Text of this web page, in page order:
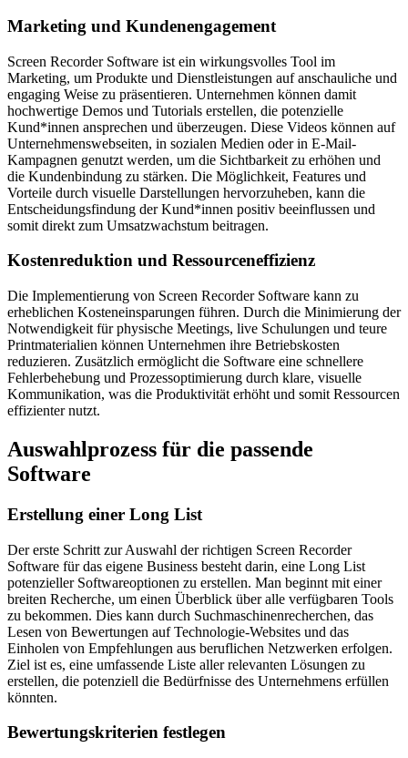
Marketing und Kundenengagement
Screen Recorder Software ist ein wirkungsvolles Tool im
Marketing, um Produkte und Dienstleistungen auf anschauliche und
engaging Weise zu präsentieren. Unternehmen können damit
hochwertige Demos und Tutorials erstellen, die potenzielle
Kund*innen ansprechen und überzeugen. Diese Videos können auf
Unternehmenswebseiten, in sozialen Medien oder in E-Mail-
Kampagnen genutzt werden, um die Sichtbarkeit zu erhöhen und
die Kundenbindung zu stärken. Die Möglichkeit, Features und
Vorteile durch visuelle Darstellungen hervorzuheben, kann die
Entscheidungsfindung der Kund*innen positiv beeinflussen und
somit direkt zum Umsatzwachstum beitragen.
Kostenreduktion und Ressourceneffizienz
Die Implementierung von Screen Recorder Software kann zu
erheblichen Kosteneinsparungen führen. Durch die Minimierung der
Notwendigkeit für physische Meetings, live Schulungen und teure
Printmaterialien können Unternehmen ihre Betriebskosten
reduzieren. Zusätzlich ermöglicht die Software eine schnellere
Fehlerbehebung und Prozessoptimierung durch klare, visuelle
Kommunikation, was die Produktivität erhöht und somit Ressourcen
effizienter nutzt.
Auswahlprozess für die passende
Software
Erstellung einer Long List
Der erste Schritt zur Auswahl der richtigen Screen Recorder
Software für das eigene Business besteht darin, eine Long List
potenzieller Softwareoptionen zu erstellen. Man beginnt mit einer
breiten Recherche, um einen Überblick über alle verfügbaren Tools
zu bekommen. Dies kann durch Suchmaschinenrecherchen, das
Lesen von Bewertungen auf Technologie-Websites und das
Einholen von Empfehlungen aus beruflichen Netzwerken erfolgen.
Ziel ist es, eine umfassende Liste aller relevanten Lösungen zu
erstellen, die potenziell die Bedürfnisse des Unternehmens erfüllen
könnten.
Bewertungskriterien festlegen